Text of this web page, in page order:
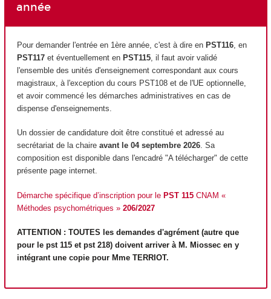
année
Pour demander l'entrée en 1ère année, c'est à dire en PST116 , en
PST117 et éventuellement en PST115 , il faut avoir validé
l'ensemble des unités d'enseignement correspondant aux cours
magistraux, à l'exception du cours PST108 et de l'UE optionnelle,
et avoir commencé les démarches administratives en cas de
dispense d'enseignements.
Un dossier de candidature doit être constitué et adressé au
secrétariat de la chaire avant le 04 septembre 2026. Sa
composition est disponible dans l'encadré "A télécharger" de cette
présente page internet.
Démarche spécifique d’inscription pour le PST 115 CNAM «
Méthodes psychométriques » 206/2027
ATTENTION : TOUTES les demandes d'agrément(autre que
pour le pst 115 et pst 218) doivent arriver à M. Miossec en y
intégrant une copie pour Mme TERRIOT.